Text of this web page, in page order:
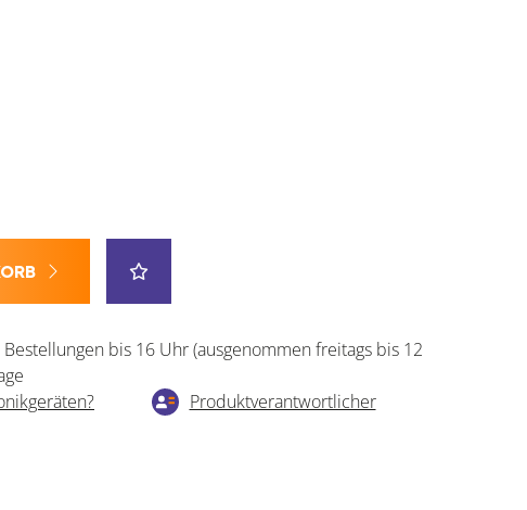
bis 16 Uhr (ausgenommen freitags bis 12
Produktverantwortlicher